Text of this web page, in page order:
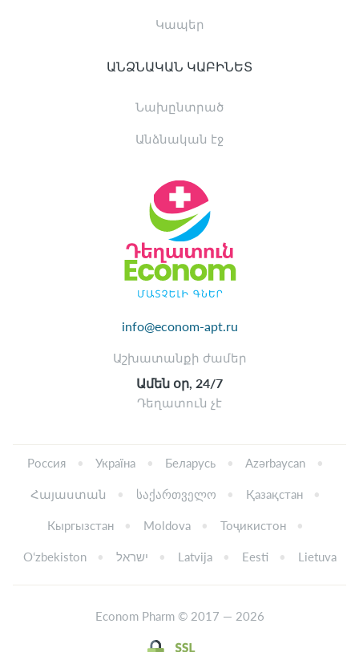
info@econom-apt.ru
Աշխատանքի ժամեր
Ամեն օր, 24/7
Դեղատուն չէ
Կապեր
ԱՆՁՆԱԿԱՆ ԿԱԲԻՆԵՏ
Նախընտրած
Անձնական էջ
Россия Україна Беларусь Azərbaycan
Հայաստան საქართველო Қазақстан
Кыргызстан Moldova Тоҷикистон
Oʻzbekiston ישראל Latvija Eesti Lietuva
Econom Pharm © 2017 — 2026